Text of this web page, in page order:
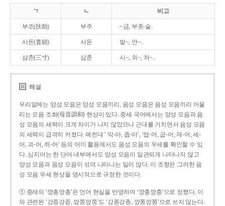
ㄱ ㄴ 비고
부조(扶助) 부주 ~금, 부좃-술.
사돈(査頓) 사둔 밭~, 안~.
삼촌(三寸) 삼춘 시~, 외~, 처~.
해설
우리말에는 양성 모음은 양성 모음끼리, 음성 모음은 음성 모음끼리 어울
리는 모음 조화(母音調和) 현상이 있다. 중세 국어에서는 양성 모음과 음
성 모음의 세력이 크게 차이가 나지 않았으나 근대를 거치면서 음성 모음
의 세력이 급격히 커졌다. 예컨대 ‘ 막-아, 좁-아’, ‘접-어, 굽-어, 재-어, 세-
어, 괴-어, 쥐-어’ 등의 어미 활용에서도 음성 모음의 우세를 확인할 수 있
다. 심지어는 한 단어 내부에서도 양성 모음이 일관되게 나타나지 않고
양성 모음과 음성 모음이 섞여 나타나는 일이 많다. 이 조항은 그러한 음
성 모음 우세 현상을 명시적으로 규정한 것이다.
① 종래의 ‘깡총깡총’은 언어 현실을 반영하여 ‘깡충깡충’으로 정했다. 이
와 관련된 ‘강중강중, 깡쭝깡쭝’도 ‘강종강종, 깡쫑깡쫑’으로 쓰지 않는다.